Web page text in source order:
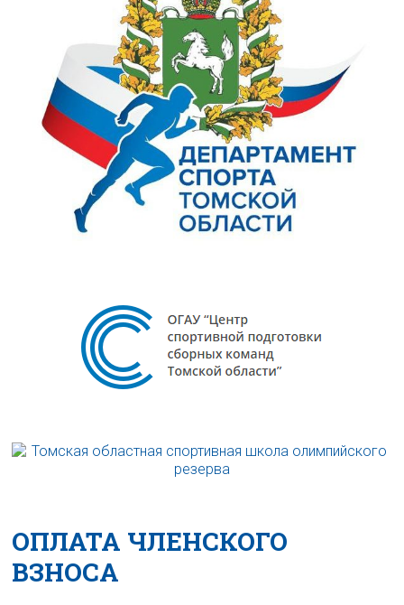
ОПЛАТА ЧЛЕНСКОГО
ВЗНОСА